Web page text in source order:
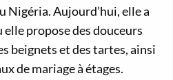
Nigéria. Aujourd’hui, elle a
propose des douceurs
beignets et des tartes, ainsi
de mariage à étages.